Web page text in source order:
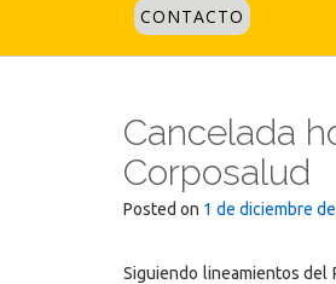
CONTACTO
Cancelada
Corposalud
Posted on 1 de diciembre
Siguiendo lineamientos del